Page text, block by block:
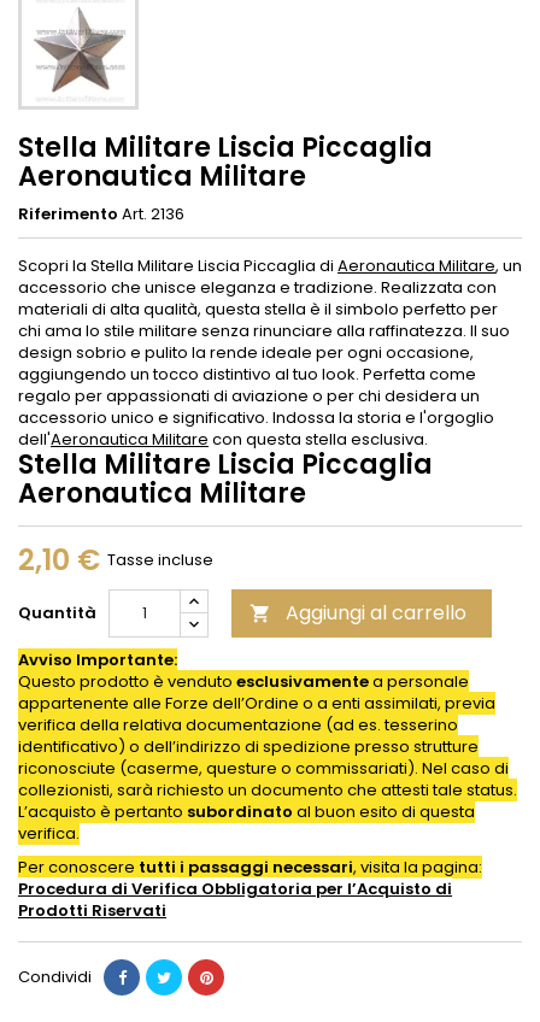
Stella Militare Liscia Piccaglia
Aeronautica Militare
Riferimento Art. 2136
Scopri la Stella Militare Liscia Piccaglia di Aeronautica Militare, un
accessorio che unisce eleganza e tradizione. Realizzata con
materiali di alta qualità, questa stella è il simbolo perfetto per
chi ama lo stile militare senza rinunciare alla raffinatezza. Il suo
design sobrio e pulito la rende ideale per ogni occasione,
aggiungendo un tocco distintivo al tuo look. Perfetta come
regalo per appassionati di aviazione o per chi desidera un
accessorio unico e significativo. Indossa la storia e l'orgoglio
dell'Aeronautica Militare con questa stella esclusiva.
Stella Militare Liscia Piccaglia
Aeronautica Militare
2,10 € Tasse incluse
Quantità  Aggiungi al carrello
Avviso Importante:
Questo prodotto è venduto esclusivamentea personale
appartenente alle Forze dell’Ordine o a enti assimilati, previa
verifica della relativa documentazione (ad es. tesserino
identificativo) o dell’indirizzo di spedizione presso strutture
riconosciute (caserme, questure o commissariati). Nel caso di
collezionisti, sarà richiesto un documento che attesti tale status.
L’acquisto è pertanto subordinato al buon esito di questa
verifica.
Per conoscere tutti i passaggi necessari, visita la pagina:
Procedura di Verifica Obbligatoria per l’Acquisto di
Prodotti Riservati
Condividi